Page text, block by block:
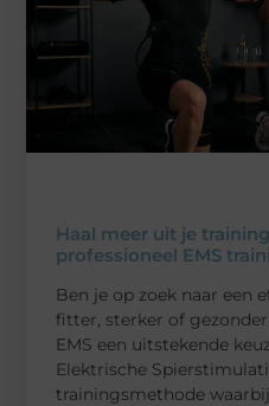
Haal meer uit je
professioneel EMS
Ben je op zoek naar een
fitter, sterker of
EMS een uitstekende
Elektrische
trainingsmethode